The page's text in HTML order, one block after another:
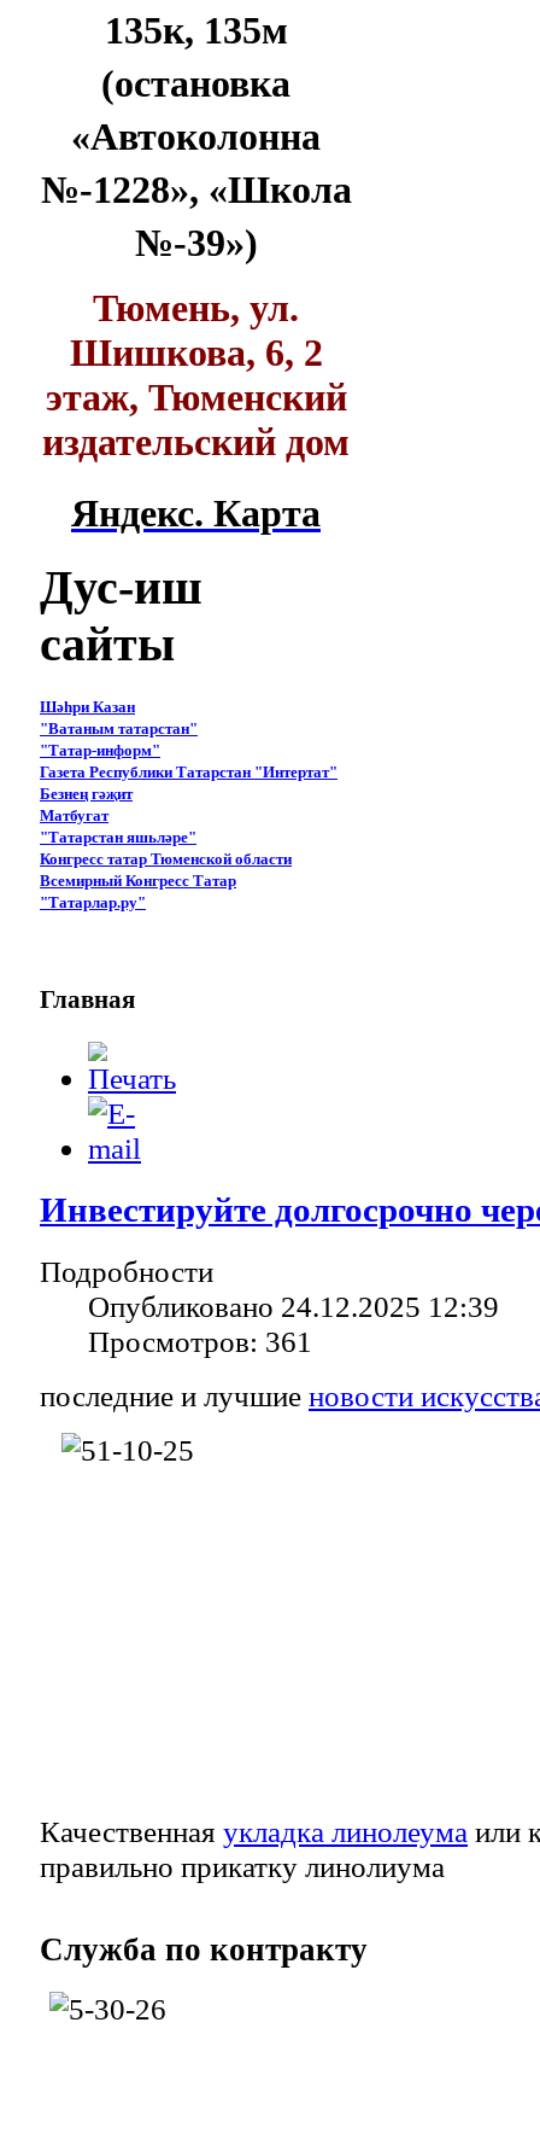
135к, 135м
(остановка
«Автоколонна
№-1228», «Школа
№-39»)
Тюмень, ул.
Шишкова, 6, 2
этаж, Тюменский
издательский дом
Яндекс. Карта
Дус-иш
сайты
Шәһри Казан
"Ватаным татарстан"
"Татар-информ"
Газета Республики Татарстан "Интертат"
Безнең гәҗит
Матбугат
"Татарстан яшьләре"
Конгресс татар Тюменской области
Всемирный Конгресс Татар
"Татарлар.ру"
Главная
Инвестируйте долгосрочно
Подробности
Опубликовано 24.12.2025 12:39
Просмотров: 361
последние и лучшие новости
Качественная укладка линолеума или
правильно прикатку линолиума
Служба по контракту